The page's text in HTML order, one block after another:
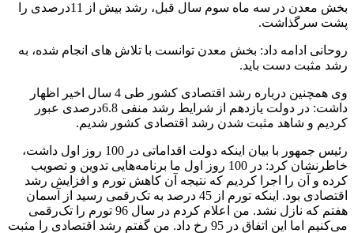
بخش معدن در سه ماه سوم سال قبل، رشد بیش از 11درصدی را
پشت سرگذاشت.
روحانی ادامه داد: بخش معدن توانست با تلاش های انجام شده، به
رشد مثبت دست باید.
وی همچنین درباره رشد اقتصادی کشور طی 4 سال اخیر اظهار
داشت: در دولت یازدهم از شرایط رشد منفی 6.8درصدی عبور
کردیم و شاهد مثبت شدن رشد اقتصادی کشور شدیم.
رئیس جمهور با بیان اینکه دولت اقداماتی در 100 روز اول داشت،
خاطرنشان کرد: در 100 روز اول ما برنامه‌هایی تدوین و تصویب
کرده و آن را اجرا کردیم که نتیجه آن کاهش تورم و افزایش رشد
اقتصادی بود. اینکه تورم از 45 درصد به تک‌رقمی رسید از آسمان
هفتم که نازل نشد. من اعلام کردم در سال 96 تورم را تک‌رقمی
می‌کنیم اما این اتفاق در 95 رخ داد. من گفتم رشد اقتصادی را مثبت